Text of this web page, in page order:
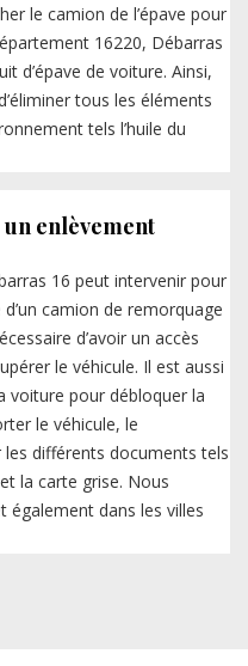
le camion de l’épave pour
16220, Débarras
d’épave de voiture. Ainsi,
tous les éléments
tels l’huile du
un enlèvement
16 peut intervenir pour
camion de remorquage
d’avoir un accès
le véhicule. Il est aussi
voiture pour débloquer la
le véhicule, le
les différents documents tels
la carte grise. Nous
également dans les villes